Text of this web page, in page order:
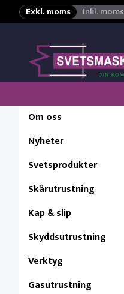
Exkl. moms Inkl. moms
Om oss
Nyheter
Svetsprodukter
Skärutrustning
Kap & slip
Skyddsutrustning
Verktyg
Gasutrustning